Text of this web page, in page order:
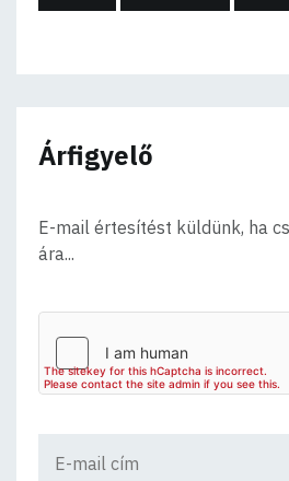
Árfigyelő
E-mail értesítést küldünk, ha
ára...